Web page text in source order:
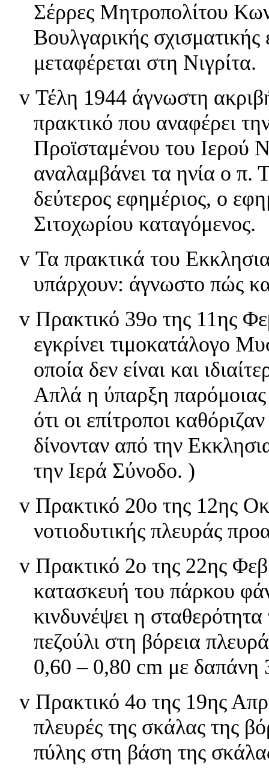
Σέρρες Μητροπολίτου
Βουλγαρικής
μεταφέρεται στη Νιγρίτα.
v Τέλη 1944 άγνωστη
πρακτικό που αναφέρει
Προϊσταμένου του
αναλαμβάνει τα ηνία ο π.
δεύτερος εφημέριος, ο
Σιτοχωρίου καταγόμενος.
v Τα πρακτικά του
υπάρχουν: άγνωστο πώς
v Πρακτικό 39ο της 11ης
εγκρίνει τιμοκατάλογο
οποία δεν είναι και
Απλά η ύπαρξη
ότι οι επίτροποι
δίνονταν από την
την Ιερά Σύνοδο. )
v Πρακτικό 20ο της 12ης
νοτιοδυτικής πλευράς
v Πρακτικό 2ο της 22ης
κατασκευή του πάρκου
κινδυνέψει η
πεζούλι στη βόρεια
0,60 – 0,80 cm με δαπάνη
v Πρακτικό 4ο της 19ης
πλευρές της σκάλας της
πύλης στη βάση της